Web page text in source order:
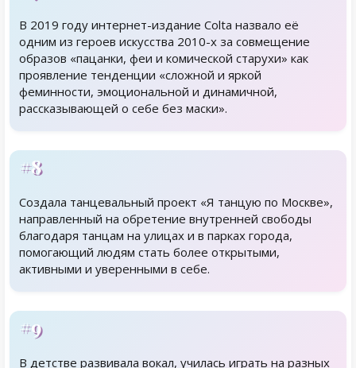
В 2019 году интернет-издание Colta назвало её
одним из героев искусства 2010-х за совмещение
образов «пацанки, феи и комической старухи» как
проявление тенденции «сложной и яркой
феминности, эмоциональной и динамичной,
рассказывающей о себе без маски».
#8
Создала танцевальный проект «Я танцую по Москве»,
направленный на обретение внутренней свободы
благодаря танцам на улицах и в парках города,
помогающий людям стать более открытыми,
активными и уверенными в себе.
#9
В детстве развивала вокал, училась играть на разных